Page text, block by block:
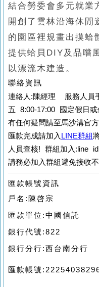
結合勞委會多元就業
開創了雲林沿海休閒
的園區裡規畫出摸蛤
提供蛤貝 DIY及品嚐
以漂流木建造。
聯絡資訊
連絡人:陳經理 服務人員
五 8:00-17:00 國定假日或
有任何疑問請至馬沙溝官
匯款完成請加入 LINE群組
人員查核! 群組加入:line
請務必加入群組避免接收
匯款帳號資訊
戶名:陳啓宗
匯款單位:中國信託
銀行代號:822
銀行分行:西台南分行
匯款帳號